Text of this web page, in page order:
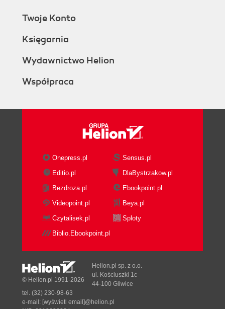
Twoje Konto
Księgarnia
Wydawnictwo Helion
Współpraca
Onepress.pl
Sensus.pl
Editio.pl
DlaBystrzakow.pl
Bezdroza.pl
Ebookpoint.pl
Videopoint.pl
Beya.pl
Czytalisek.pl
Sploty
Biblio.Ebookpoint.pl
© Helion.pl 1991-2026
Helion.pl sp. z o.o.
ul. Kościuszki 1c
44-100 Gliwice
tel. (32) 230-98-63
e-mail: [wyświetl email]@helion.pl